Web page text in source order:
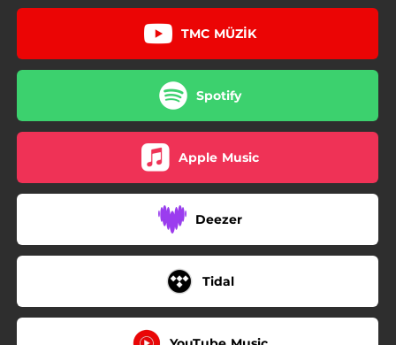
Kavga
01:51
Kazım Amca
00:40
Club 3 / Mekan Güzel
01:53
TMC MÜZİK
Spotify
Apple Music
Deezer
Tidal